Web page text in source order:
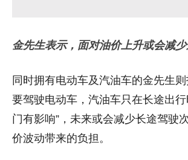
金先生表示，面对油价上升或会减少
同时拥有电动车及汽油车的金先生
要驾驶电动车，汽油车只在长途出
门有影响”，未来或会减少长途驾驶
价波动带来的负担。